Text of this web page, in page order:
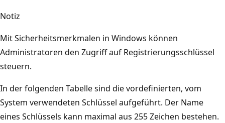
Notiz
Mit Sicherheitsmerkmalen in Windows können
Administratoren den Zugriff auf Registrierungsschlüssel
steuern.
In der folgenden Tabelle sind die vordefinierten, vom
System verwendeten Schlüssel aufgeführt. Der Name
eines Schlüssels kann maximal aus 255 Zeichen bestehen.